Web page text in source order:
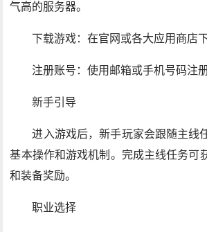
气高的服务器。
下载游戏：在官网或各大应用商店
注册账号：使用邮箱或手机号码注
新手引导
进入游戏后，新手玩家会跟随主线
基本操作和游戏机制。完成主线任务可
和装备奖励。
职业选择